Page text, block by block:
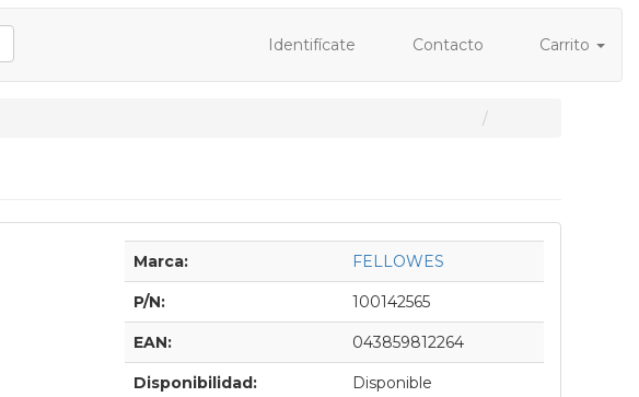
Identifícate Contacto Carrito
Marca: FELLOWES
P/N: 100142565
EAN: 043859812264
Disponibilidad: Disponible